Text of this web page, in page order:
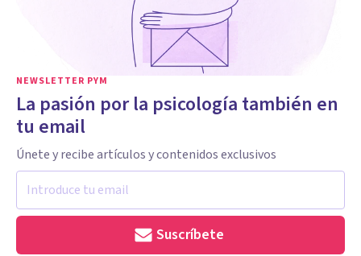
NEWSLETTER PYM
La pasión por la psicología también en
tu email
Únete y recibe artículos y contenidos exclusivos
Suscríbete